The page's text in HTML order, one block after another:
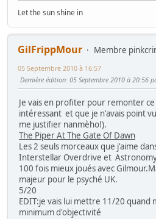
Let the sun shine in
GilFrippMour
Membre
05 Septembre 2010 à 16:57
Dernière édition: 05 Septembre 2010 à 20:56
Je vais en profiter pour remonter
intéressant et que je n'avais point
me justifier nanmèho!).
The Piper At The Gate Of Dawn
Les 2 seuls morceaux que j'aime
Interstellar Overdrive et
100 fois mieux joués avec
majeur pour le psyché UK.
5/20
EDIT:je vais lui mettre 11/20 quand
minimum d'objectivité